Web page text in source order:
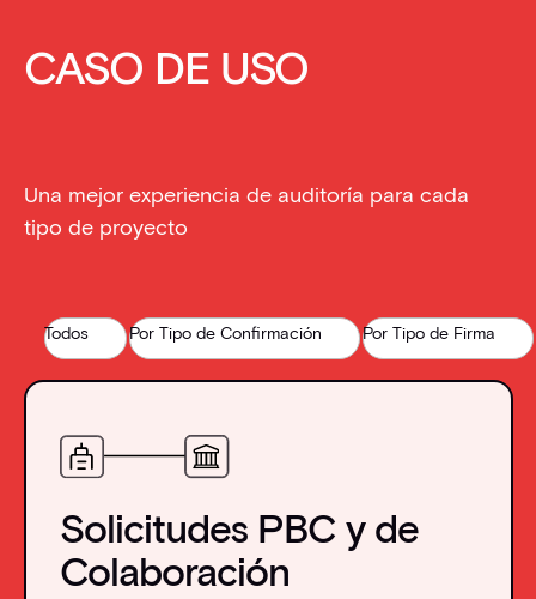
CASO DE USO
Una mejor experiencia de auditoría para cada
tipo de proyecto
Todos Por Tipo de Confirmación Por Tipo de Firma
Solicitudes PBC y de
Colaboración